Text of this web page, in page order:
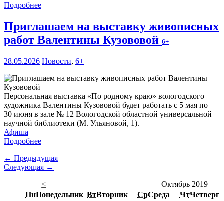
Подробнее
Приглашаем на выставку живописных
работ Валентины Кузововой 6+
28.05.2026 Новости, 6+
Персональная выставка «По родному краю» вологодского
художника Валентины Кузововой будет работать с 5 мая по
30 июня в зале № 12 Вологодской областной универсальной
научной библиотеки (М. Ульяновой, 1).
Афиша
Подробнее
← Предыдущая
Следующая →
<
Октябрь 2019
ПнПонедельник ВтВторник СрСреда ЧтЧетверг